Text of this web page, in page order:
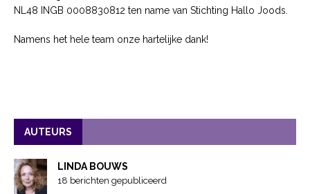
NL48 INGB 0008830812 ten name van Stichting Hallo Joods.
Namens het hele team onze hartelijke dank!
AUTEURS
LINDA BOUWS
18 berichten gepubliceerd